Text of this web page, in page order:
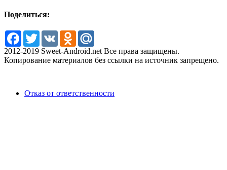
Поделиться:
Facebook
TwitterVK Odnoklassniki
2012-2019 Sweet-Android.net Все права защищены.
Копирование материалов без ссылки на источник запрещено.
Отказ от ответственности